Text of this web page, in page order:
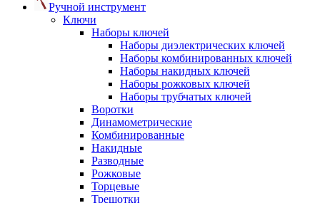
Ручной инструмент
Ключи
Наборы ключей
Наборы диэлектрических ключей
Наборы комбинированных ключей
Наборы накидных ключей
Наборы рожковых ключей
Наборы трубчатых ключей
Воротки
Динамометрические
Комбинированные
Накидные
Разводные
Рожковые
Торцевые
Трещотки